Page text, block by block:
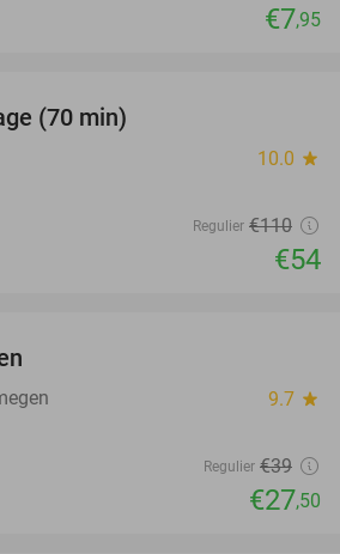
€7,95
(70 min)
10.0 star
Regulier €110
€54
9.7 star
Regulier €39
€27,50